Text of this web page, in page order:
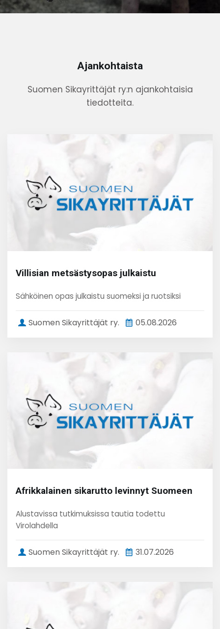
Ajankohtaista
Suomen Sikayrittäjät ry:n ajankohtaisia
tiedotteita.
Villisian metsästysopas julkaistu
Sähköinen opas julkaistu suomeksi ja ruotsiksi
Suomen Sikayrittäjät ry. 05.08.2026
Afrikkalainen sikarutto levinnyt Suomeen
Alustavissa tutkimuksissa tautia todettu
Virolahdella
Suomen Sikayrittäjät ry. 31.07.2026